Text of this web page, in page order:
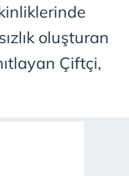
oluşturan
Çiftçi,